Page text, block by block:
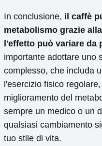
In conclusione, il caffè
metabolismo grazie
l'effetto può variare da
importante adottare uno
complesso, che includa
l'esercizio fisico
miglioramento del
sempre un medico o un
qualsiasi cambiamento
tuo stile di vita.